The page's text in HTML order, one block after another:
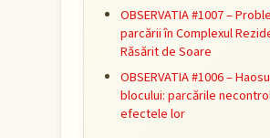
OBSERVATIA #1007 –
parcării în Complexul
Răsărit de Soare
OBSERVATIA #1006 –
blocului: parcările
efectele lor